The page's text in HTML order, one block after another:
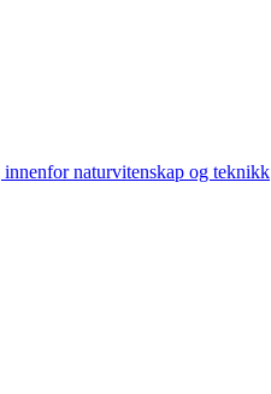
naturvitenskap og teknikk